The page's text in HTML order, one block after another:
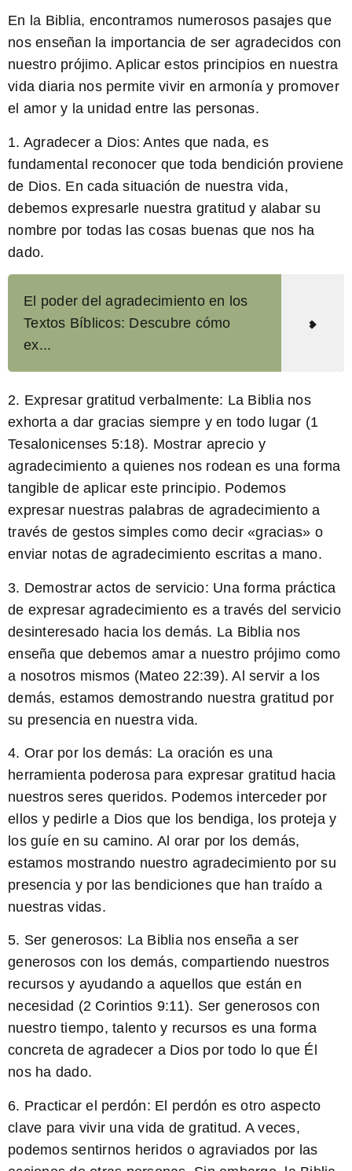
En la Biblia, encontramos numerosos pasajes que
nos enseñan la importancia de ser agradecidos con
nuestro prójimo. Aplicar estos principios en nuestra
vida diaria nos permite vivir en armonía y promover
el amor y la unidad entre las personas.
1. Agradecer a Dios: Antes que nada, es
fundamental reconocer que toda bendición proviene
de Dios. En cada situación de nuestra vida,
debemos expresarle nuestra gratitud y alabar su
nombre por todas las cosas buenas que nos ha
dado.
El poder del agradecimiento en los
Textos Bíblicos: Descubre cómo
ex...
2. Expresar gratitud verbalmente: La Biblia nos
exhorta a dar gracias siempre y en todo lugar (1
Tesalonicenses 5:18). Mostrar aprecio y
agradecimiento a quienes nos rodean es una forma
tangible de aplicar este principio. Podemos
expresar nuestras palabras de agradecimiento a
través de gestos simples como decir «gracias» o
enviar notas de agradecimiento escritas a mano.
3. Demostrar actos de servicio: Una forma práctica
de expresar agradecimiento es a través del servicio
desinteresado hacia los demás. La Biblia nos
enseña que debemos amar a nuestro prójimo como
a nosotros mismos (Mateo 22:39). Al servir a los
demás, estamos demostrando nuestra gratitud por
su presencia en nuestra vida.
4. Orar por los demás: La oración es una
herramienta poderosa para expresar gratitud hacia
nuestros seres queridos. Podemos interceder por
ellos y pedirle a Dios que los bendiga, los proteja y
los guíe en su camino. Al orar por los demás,
estamos mostrando nuestro agradecimiento por su
presencia y por las bendiciones que han traído a
nuestras vidas.
5. Ser generosos: La Biblia nos enseña a ser
generosos con los demás, compartiendo nuestros
recursos y ayudando a aquellos que están en
necesidad (2 Corintios 9:11). Ser generosos con
nuestro tiempo, talento y recursos es una forma
concreta de agradecer a Dios por todo lo que Él
nos ha dado.
6. Practicar el perdón: El perdón es otro aspecto
clave para vivir una vida de gratitud. A veces,
podemos sentirnos heridos o agraviados por las